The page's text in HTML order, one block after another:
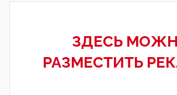
ЗДЕСЬ
РАЗМЕСТИТЬ